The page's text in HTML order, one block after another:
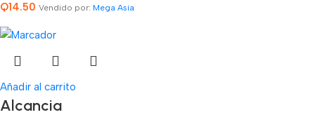
Q14.50 Vendido por: Mega Asia
Añadir al carrito
Alcancia